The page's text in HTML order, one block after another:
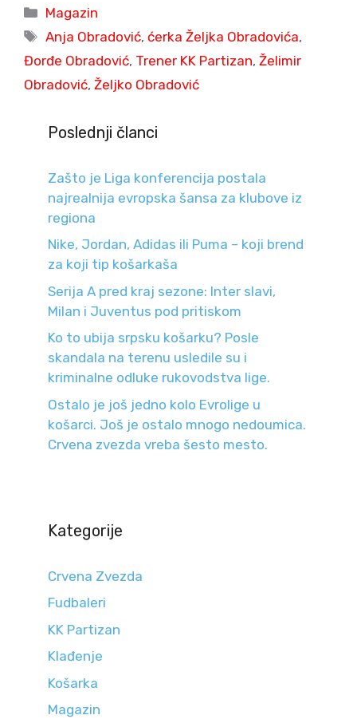
Categories
Magazin
Tags
Anja Obradović,ćerka Željka Obradovića,
Đorđe Obradović, Trener KK Partizan, Želimir
Obradović, Željko Obradović
Poslednji članci
Zašto je Liga konferencija postala
najrealnija evropska šansa za klubove iz
regiona
Nike, Jordan, Adidas ili Puma – koji brend
za koji tip košarkaša
Serija A pred kraj sezone: Inter slavi,
Milan i Juventus pod pritiskom
Ko to ubija srpsku košarku? Posle
skandala na terenu usledile su i
kriminalne odluke rukovodstva lige.
Ostalo je još jedno kolo Evrolige u
košarci. Još je ostalo mnogo nedoumica.
Crvena zvezda vreba šesto mesto.
Kategorije
Crvena Zvezda
Fudbaleri
KK Partizan
Klađenje
Košarka
Magazin